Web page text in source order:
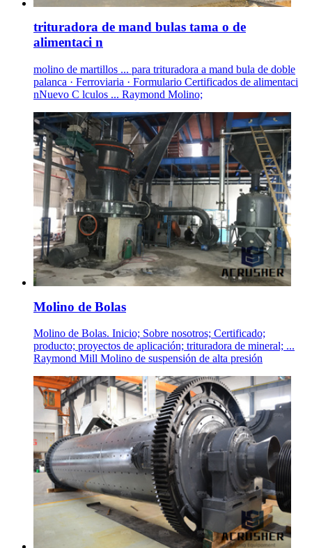
trituradora de mand bulas tama o de
alimentaci n
molino de martillos ... para trituradora a mand bula de doble
palanca · Ferroviaria · Formulario Certificados de alimentaci
nNuevo C lculos ... Raymond Molino;
Molino de Bolas
Molino de Bolas. Inicio; Sobre nosotros; Certificado;
producto; proyectos de aplicación; trituradora de mineral; ...
Raymond Mill Molino de suspensión de alta presión